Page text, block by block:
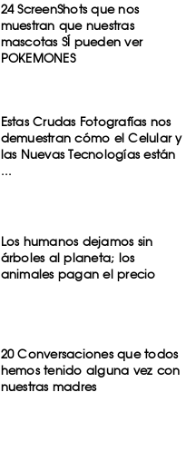
24 ScreenShots que nos
muestran que nuestras
mascotas SÍ pueden ver
POKEMONES
Estas Crudas Fotografías nos
demuestran cómo el Celular y
las Nuevas Tecnologías están
...
Los humanos dejamos sin
árboles al planeta; los
animales pagan el precio
20 Conversaciones que todos
hemos tenido alguna vez con
nuestras madres